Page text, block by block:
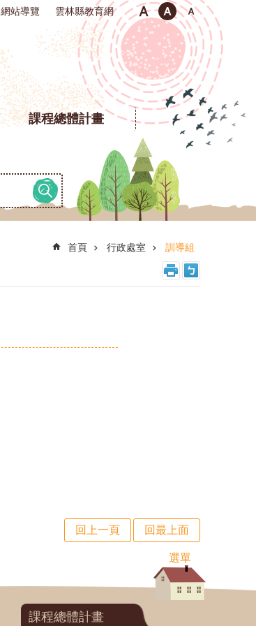
網站導覽 雲林縣教育網
課程總體計畫
首頁 行政處室 訓導組
回上一頁 回最上面
選單
課程總體計畫